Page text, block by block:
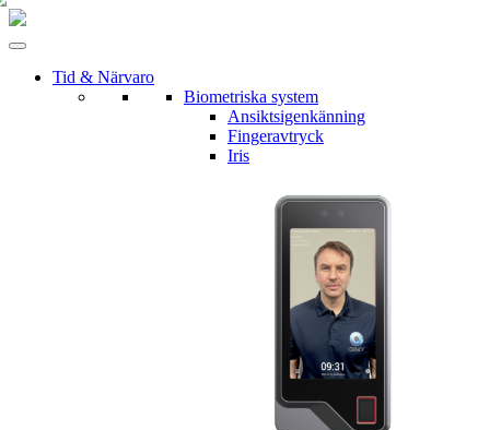
Tid & Närvaro
Biometriska system
Ansiktsigenkänning
Fingeravtryck
Iris